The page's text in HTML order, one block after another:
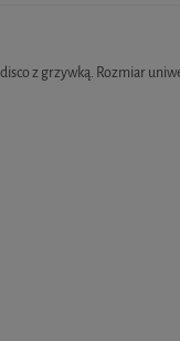
z grzywką. Rozmiar